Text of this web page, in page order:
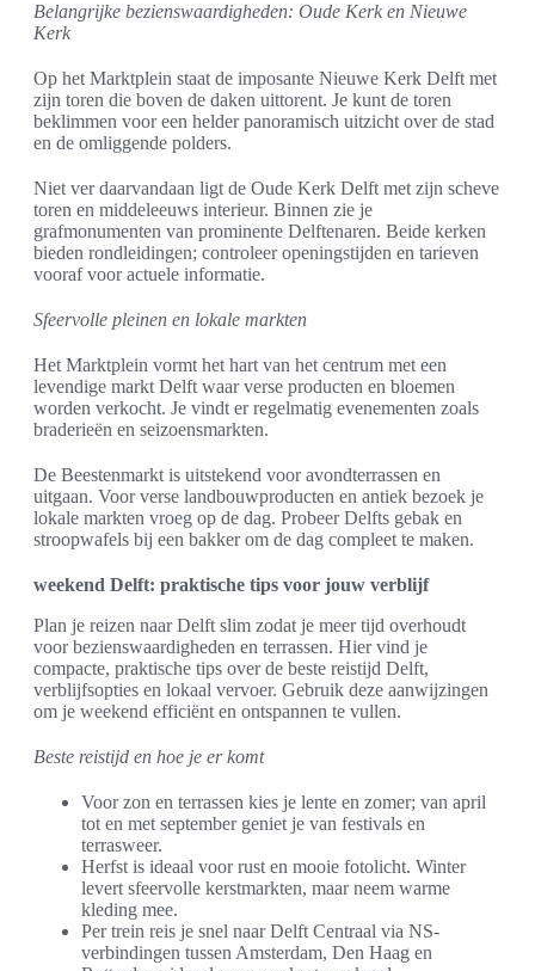
Belangrijke bezienswaardigheden: Oude Kerk en Nieuwe
Kerk
Op het Marktplein staat de imposante Nieuwe Kerk Delft met
zijn toren die boven de daken uittorent. Je kunt de toren
beklimmen voor een helder panoramisch uitzicht over de stad
en de omliggende polders.
Niet ver daarvandaan ligt de Oude Kerk Delft met zijn scheve
toren en middeleeuws interieur. Binnen zie je
grafmonumenten van prominente Delftenaren. Beide kerken
bieden rondleidingen; controleer openingstijden en tarieven
vooraf voor actuele informatie.
Sfeervolle pleinen en lokale markten
Het Marktplein vormt het hart van het centrum met een
levendige markt Delft waar verse producten en bloemen
worden verkocht. Je vindt er regelmatig evenementen zoals
braderieën en seizoensmarkten.
De Beestenmarkt is uitstekend voor avondterrassen en
uitgaan. Voor verse landbouwproducten en antiek bezoek je
lokale markten vroeg op de dag. Probeer Delfts gebak en
stroopwafels bij een bakker om de dag compleet te maken.
weekend Delft: praktische tips voor jouw verblijf
Plan je reizen naar Delft slim zodat je meer tijd overhoudt
voor bezienswaardigheden en terrassen. Hier vind je
compacte, praktische tips over de beste reistijd Delft,
verblijfsopties en lokaal vervoer. Gebruik deze aanwijzingen
om je weekend efficiënt en ontspannen te vullen.
Beste reistijd en hoe je er komt
Voor zon en terrassen kies je lente en zomer; van april
tot en met september geniet je van festivals en
terrasweer.
Herfst is ideaal voor rust en mooie fotolicht. Winter
levert sfeervolle kerstmarkten, maar neem warme
kleding mee.
Per trein reis je snel naar Delft Centraal via NS-
verbindingen tussen Amsterdam, Den Haag en